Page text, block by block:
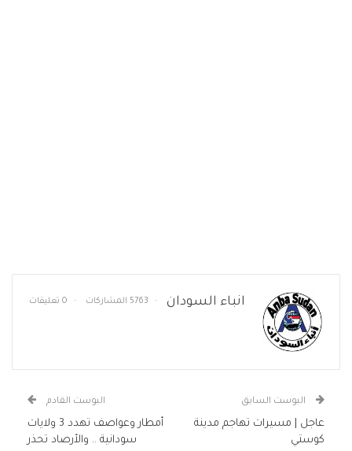
انباء السودان 5763 المشاركات 0 تعليقات
البوست السابق
عاجل | مسيرات تهاجم مدينة
كوستي
البوست القادم
أمطار وعواصف تهدد 3 ولايات
سودانية .. والأرصاد تحذر